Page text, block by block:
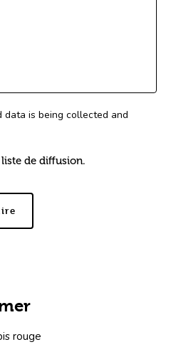
data is being collected and
de diffusion.